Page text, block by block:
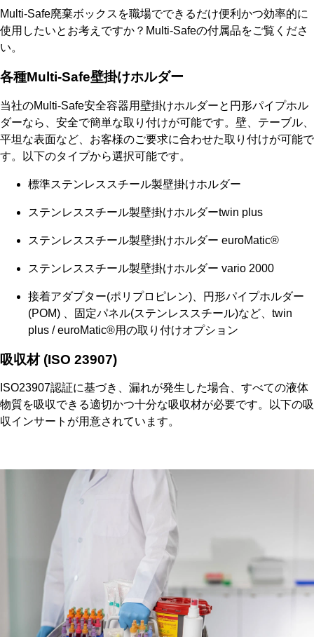
Multi-Safe廃棄ボックスを職場でできるだけ便利かつ効率的に
使用したいとお考えですか？Multi-Safeの付属品をご覧くださ
い。
各種Multi-Safe壁掛けホルダー
当社のMulti-Safe安全容器用壁掛けホルダーと円形パイプホル
ダーなら、安全で簡単な取り付けが可能です。壁、テーブル、
平坦な表面など、お客様のご要求に合わせた取り付けが可能で
す。以下のタイプから選択可能です。
標準ステンレススチール製壁掛けホルダー
ステンレススチール製壁掛けホルダーtwin plus
ステンレススチール製壁掛けホルダー euroMatic®
ステンレススチール製壁掛けホルダー vario 2000
接着アダプター(ポリプロピレン)、円形パイプホルダー
(POM) 、固定パネル(ステンレススチール)など、twin
plus / euroMatic®用の取り付けオプション
吸収材 (ISO 23907)
ISO23907認証に基づき、漏れが発生した場合、すべての液体
物質を吸収できる適切かつ十分な吸収材が必要です。以下の吸
収インサートが用意されています。